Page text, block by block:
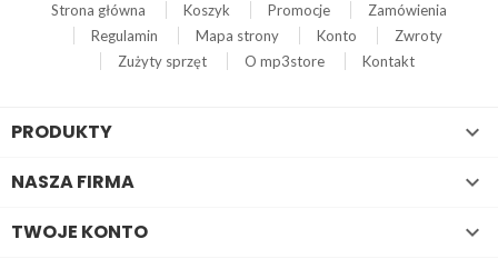
Strona główna Koszyk Promocje
Zamówienia
Regulamin
Mapa strony Konto
Zwroty
Zużyty sprzęt
O mp3store Kontakt
PRODUKTY 
NASZA FIRMA 
TWOJE KONTO 